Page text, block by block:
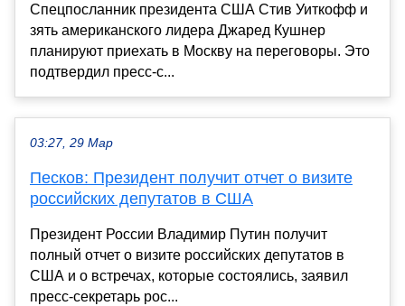
Спецпосланник президента США Стив Уиткофф и
зять американского лидера Джаред Кушнер
планируют приехать в Москву на переговоры. Это
подтвердил пресс-с...
03:27, 29 Мар
Песков: Президент получит отчет о визите
российских депутатов в США
Президент России Владимир Путин получит
полный отчет о визите российских депутатов в
США и о встречах, которые состоялись, заявил
пресс-секретарь рос...